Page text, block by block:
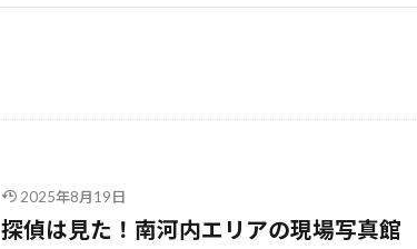
2025年8月19日
探偵は見た！南河内エリアの現場写真館